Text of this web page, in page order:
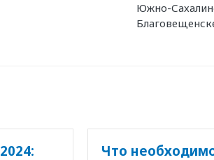
Южно-
Что